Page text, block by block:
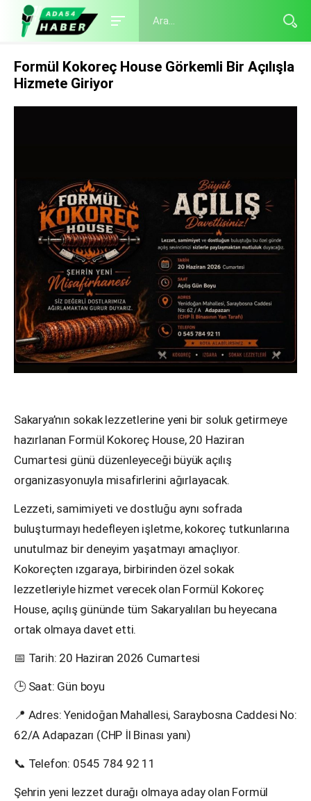
Formül Kokoreç House Görkemli Bir Açılışla
Hizmete Giriyor
Sakarya’nın sokak lezzetlerine yeni bir soluk getirmeye
hazırlanan Formül Kokoreç House, 20 Haziran
Cumartesi günü düzenleyeceği büyük açılış
organizasyonuyla misafirlerini ağırlayacak.
Lezzeti, samimiyeti ve dostluğu aynı sofrada
buluşturmayı hedefleyen işletme, kokoreç tutkunlarına
unutulmaz bir deneyim yaşatmayı amaçlıyor.
Kokoreçten ızgaraya, birbirinden özel sokak
lezzetleriyle hizmet verecek olan Formül Kokoreç
House, açılış gününde tüm Sakaryalıları bu heyecana
ortak olmaya davet etti.
📅 Tarih: 20 Haziran 2026 Cumartesi
🕒 Saat: Gün boyu
📍 Adres: Yenidoğan Mahallesi, Saraybosna Caddesi No:
62/A Adapazarı (CHP İl Binası yanı)
📞 Telefon: 0545 784 92 11
Şehrin yeni lezzet durağı olmaya aday olan Formül